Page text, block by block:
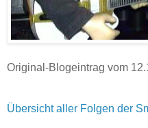
Original-Blogeintrag vom
Übersicht aller Folgen der